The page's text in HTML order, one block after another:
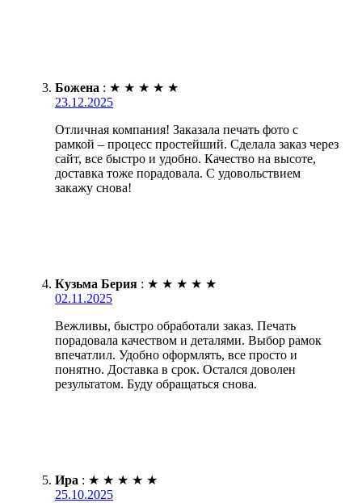
Божена : ★ ★ ★ ★ ★
23.12.2025
Отличная компания! Заказала печать фото с
рамкой – процесс простейший. Сделала заказ через
сайт, все быстро и удобно. Качество на высоте,
доставка тоже порадовала. С удовольствием
закажу снова!
Кузьма Берия : ★ ★ ★ ★ ★
02.11.2025
Вежливы, быстро обработали заказ. Печать
порадовала качеством и деталями. Выбор рамок
впечатлил. Удобно оформлять, все просто и
понятно. Доставка в срок. Остался доволен
результатом. Буду обращаться снова.
Ира : ★ ★ ★ ★ ★
25.10.2025